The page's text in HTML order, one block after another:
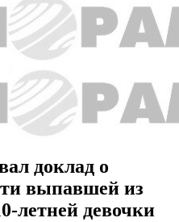
доклад о
выпавшей из
летней девочки